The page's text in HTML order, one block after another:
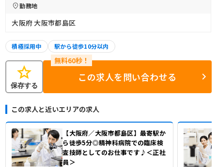
勤務地
大阪府 大阪市都島区
積極採用中 駅から徒歩10分以内
star
保存する
この求人を問い合わせる
この求人と近いエリアの求人
【大阪府／大阪市都島区】最寄駅か
ら徒歩5分◎精神科病院での臨床検
査技師としてのお仕事です♪＜正社
員＞